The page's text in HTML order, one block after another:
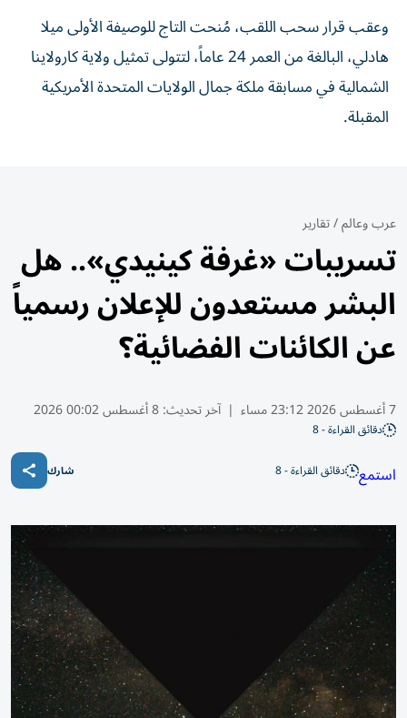
وعقب قرار سحب اللقب، مُنحت التاج للوصيفة الأولى ميلا
هادلي، البالغة من العمر 24 عاماً، لتتولى تمثيل ولاية كارولاينا
الشمالية في مسابقة ملكة جمال الولايات المتحدة الأمريكية
المقبلة.
عرب وعالم/تقارير
تسريبات «غرفة كينيدي».. هل
البشر مستعدون للإعلان رسمياً
عن الكائنات الفضائية؟
7 أغسطس 2026 23:12 مساء | آخر تحديث:8 أغسطس 00:02 2026
دقائق القراءة - 8
استمع دقائق القراءة - 8 شارك